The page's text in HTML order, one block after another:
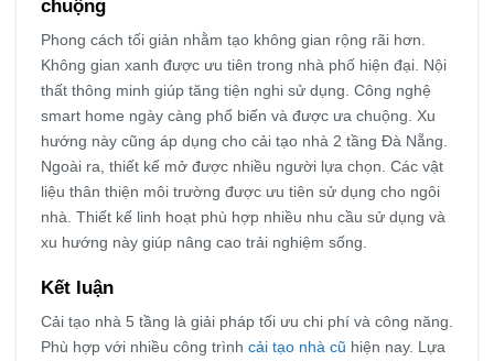
chuộng
Phong cách tối giản nhằm tạo không gian rộng rãi hơn.
Không gian xanh được ưu tiên trong nhà phố hiện đại. Nội
thất thông minh giúp tăng tiện nghi sử dụng. Công nghệ
smart home ngày càng phổ biến và được ưa chuộng. Xu
hướng này cũng áp dụng cho cải tạo nhà 2 tầng Đà Nẵng.
Ngoài ra, thiết kế mở được nhiều người lựa chọn. Các vật
liệu thân thiện môi trường được ưu tiên sử dụng cho ngôi
nhà. Thiết kế linh hoạt phù hợp nhiều nhu cầu sử dụng và
xu hướng này giúp nâng cao trải nghiệm sống.
Kết luận
Cải tạo nhà 5 tầng là giải pháp tối ưu chi phí và công năng.
Phù hợp với nhiều công trình cải tạo nhà cũ hiện nay. Lựa